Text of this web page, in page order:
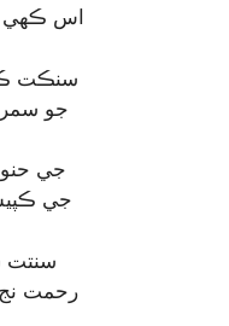
اس ڪهي
سنڪت
جو
جي
جي
سنتت
رحمت نج